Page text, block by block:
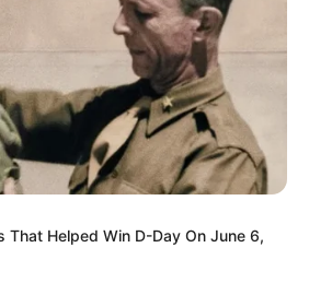
That Helped Win D-Day On June 6,